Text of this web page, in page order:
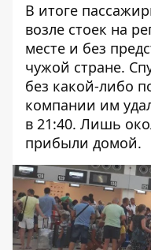
В итоге
возле стоек на
месте и без
чужой стране.
без какой-либо
компании им
в 21:40. Лишь
прибыли домой.